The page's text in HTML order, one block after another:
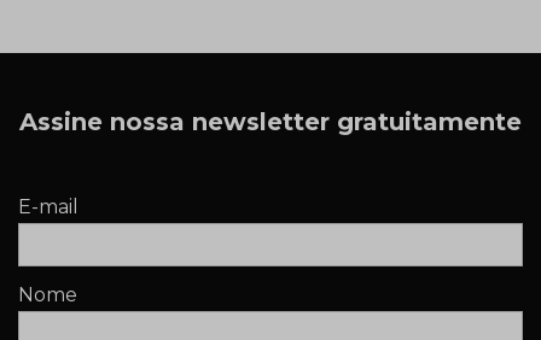
Assine nossa newsletter gratuitamente
E-mail
Nome